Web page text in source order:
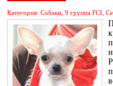
Категория: Собаки, 9 группа FCI,